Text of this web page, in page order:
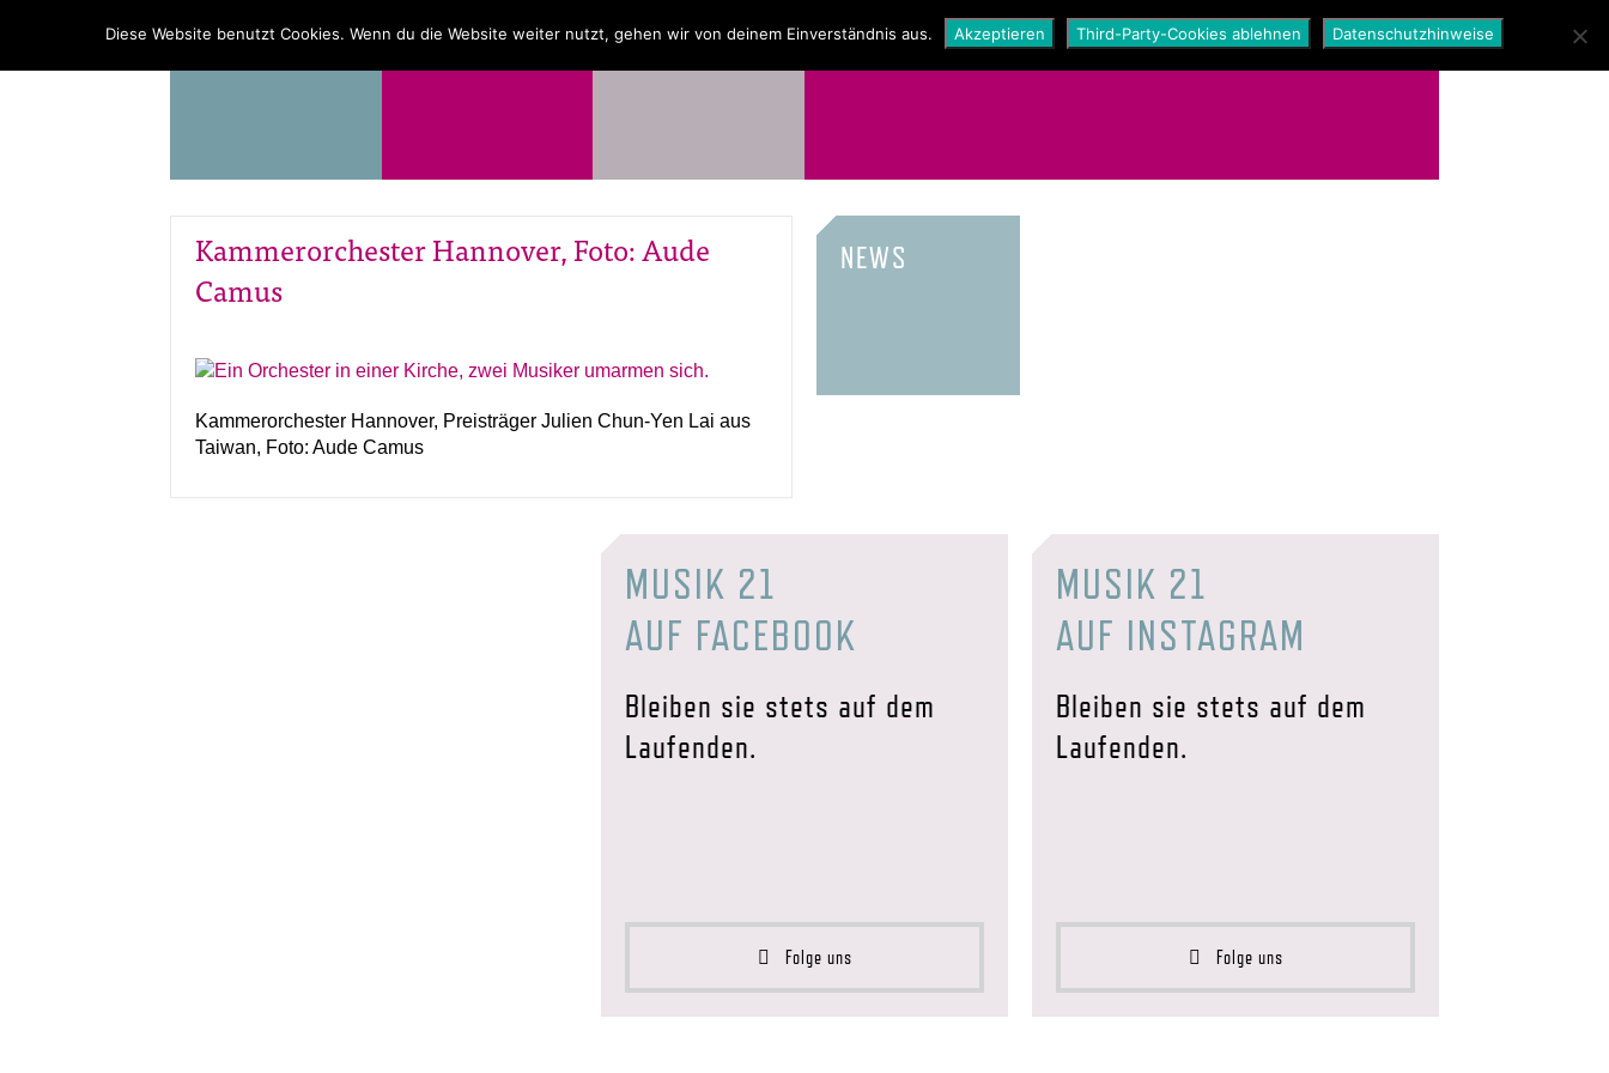
PROGRAMM ÜBER UNS NEWS SHOP
Kammerorchester Hannover, Foto: Aude
Camus
Kammerorchester Hannover, Preisträger Julien Chun-Yen Lai aus
Taiwan, Foto: Aude Camus
NEWS
MUSIK 21
AUF FACEBOOK
Bleiben sie stets auf dem
Laufenden.
Folge uns
MUSIK 21
AUF INSTAGRAM
Bleiben sie stets auf dem
Laufenden.
Folge uns
Diese Website benutzt Cookies. Wenn du die Website weiter nutzt, gehen wir von deinem Einverständnis aus. Akzeptieren Third-Party-Cookies ablehnen Datenschutzhinweise